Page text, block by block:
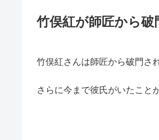
竹俣紅が師匠から破
竹俣紅さんは師匠から破門さ
さらに今まで彼氏がいたこと